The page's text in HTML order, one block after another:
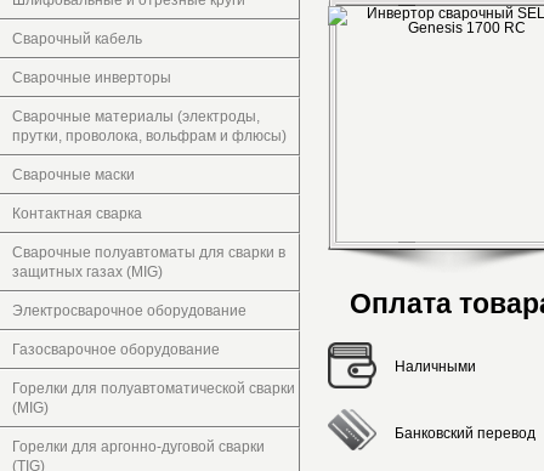
Сварочный кабель
Сварочные инверторы
Сварочные материалы (электроды,
прутки, проволока, вольфрам и флюсы)
Сварочные маски
Контактная сварка
Сварочные полуавтоматы для сварки в
защитных газах (MIG)
Электросварочное оборудование
Газосварочное оборудование
Горелки для полуавтоматической сварки
(MIG)
Горелки для аргонно-дуговой сварки
(TIG)
Оплата
Наличными
Банковский перевод